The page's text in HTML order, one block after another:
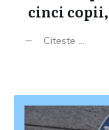
cinci copii,
Citeste ...